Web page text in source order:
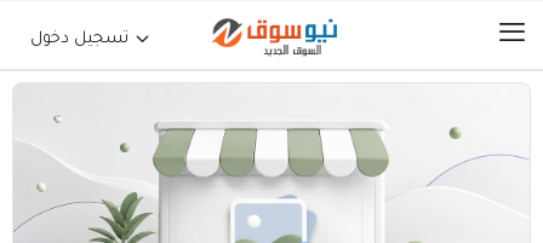
تسجيل دخول
الرئيسية